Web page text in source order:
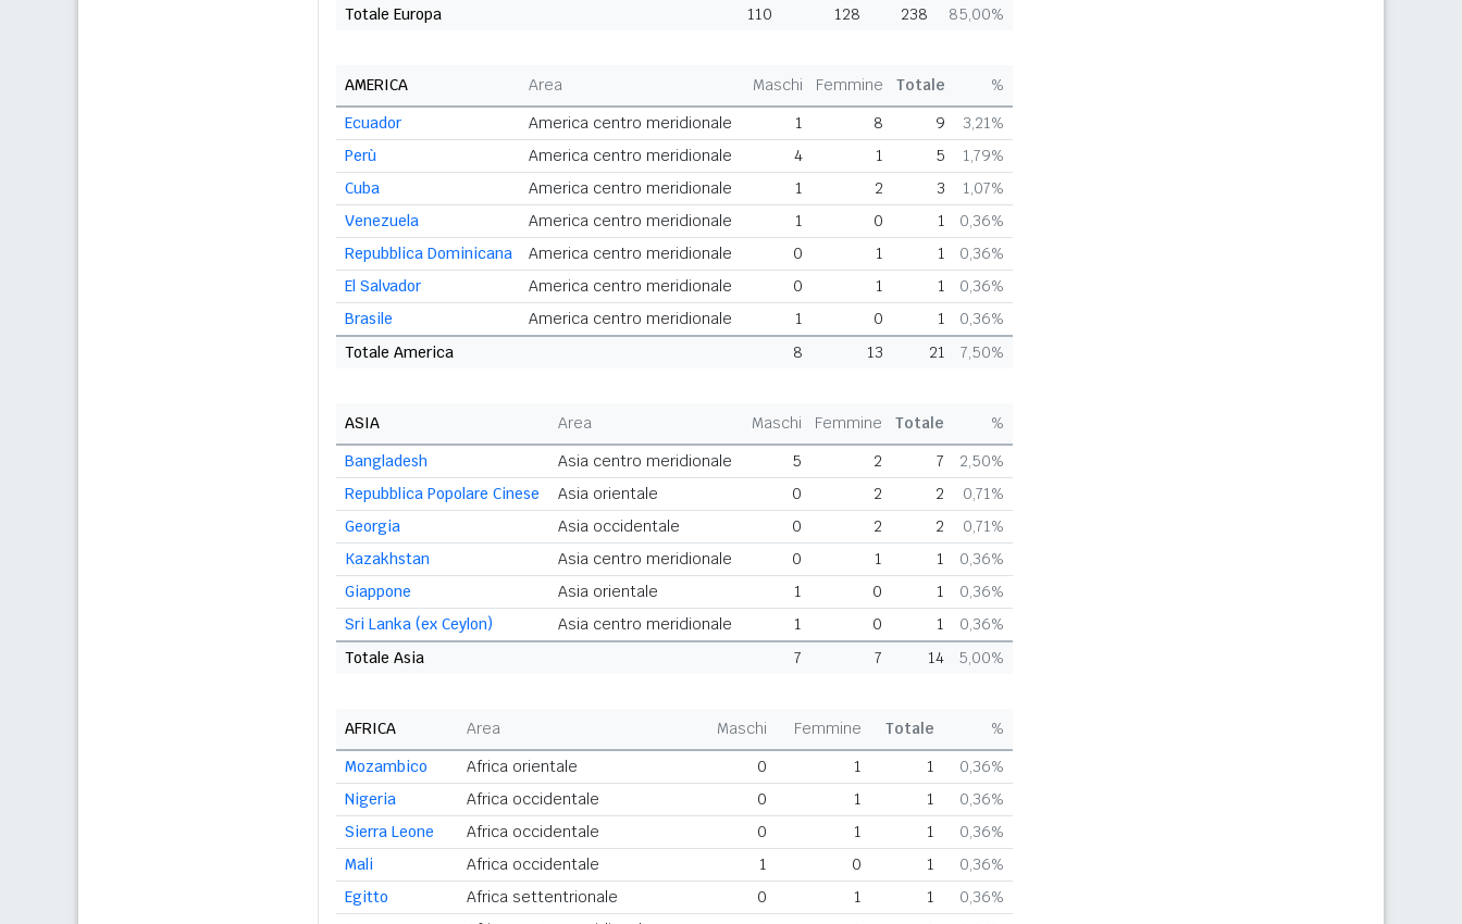
Totale Europa
110 128 238 85,00%
AMERICA Area Maschi Femmine Totale
%
Ecuador
America centro meridionale 1 8 9
3,21%
Perù
America centro meridionale 4 1 5
1,79%
Cuba
America centro meridionale 1 2 3
1,07%
Venezuela
America centro meridionale 1 0 1
0,36%
Repubblica Dominicana
America centro meridionale 0 1 1
0,36%
El Salvador
America centro meridionale 0 1 1
0,36%
Brasile
America centro meridionale 1 0 1
0,36%
Totale America
8 13 21 7,50%
ASIA Area Maschi Femmine Totale
%
Bangladesh
Asia centro meridionale 5 2 7
2,50%
Repubblica Popolare Cinese
Asia orientale 0 2 2
0,71%
Georgia
Asia occidentale 0 2 2
0,71%
Kazakhstan
Asia centro meridionale 0 1 1
0,36%
Giappone
Asia orientale 1 0 1
0,36%
Sri Lanka (ex Ceylon)
Asia centro meridionale 1 0 1
0,36%
Totale Asia
7 7 14 5,00%
AFRICA Area Maschi Femmine Totale
%
Mozambico
Africa orientale 0 1 1
0,36%
Nigeria
Africa occidentale 0 1 1
0,36%
Sierra Leone
Africa occidentale 0 1 1
0,36%
Mali
Africa occidentale 1 0 1
0,36%
Egitto
Africa settentrionale 0 1 1
0,36%